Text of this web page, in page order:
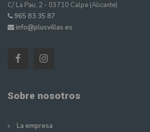
C/ La Pau, 2 - 03710 Calpe (Alicante)
965 83 35 87
info@plusvillas.es
Sobre nosotros
La empresa